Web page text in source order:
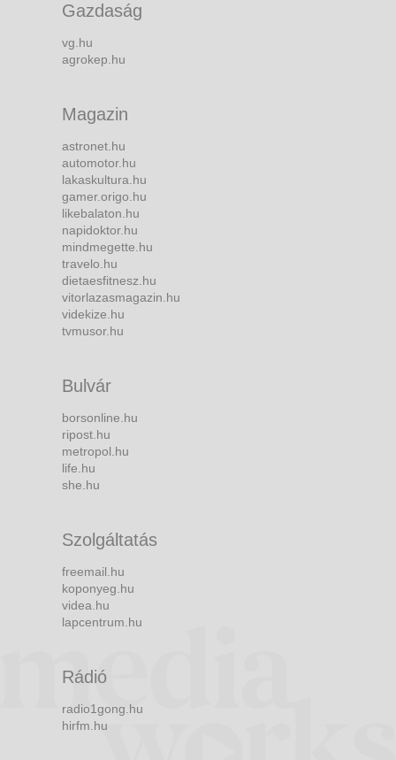
Gazdaság
vg.hu
agrokep.hu
Magazin
astronet.hu
automotor.hu
lakaskultura.hu
gamer.origo.hu
likebalaton.hu
napidoktor.hu
mindmegette.hu
travelo.hu
dietaesfitnesz.hu
vitorlazasmagazin.hu
videkize.hu
tvmusor.hu
Bulvár
borsonline.hu
ripost.hu
metropol.hu
life.hu
she.hu
Szolgáltatás
freemail.hu
koponyeg.hu
videa.hu
lapcentrum.hu
Rádió
radio1gong.hu
hirfm.hu